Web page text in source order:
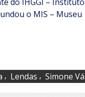
o MIS – Museu
, Lendas , Simone